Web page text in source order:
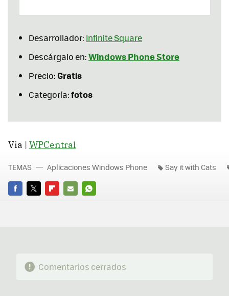
Desarrollador: Infinite Square
Descárgalo en:Windows Phone Store
Precio:Gratis
Categoría:fotos
Via | WPCentral
FACEBOOK
TWITTERFLIPBOARD
E-
WHATSAPP
TEMAS Aplicaciones Windows Phone Say it with Cats
Comentarios cerrados